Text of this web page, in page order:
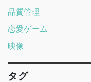
品質管理
恋愛ゲーム
映像
タグ